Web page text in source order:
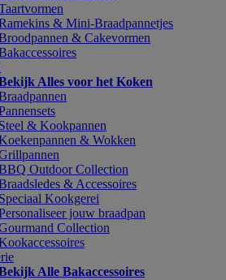
& Mini-Braadpannetjes
& Cakevormen
Alles voor het Koken
Steel & Kookpannen
& Wokken
Outdoor Collection
& Accessoires
Speciaal Kookgerei
jouw braadpan
Collection
Alle Bakaccessoires